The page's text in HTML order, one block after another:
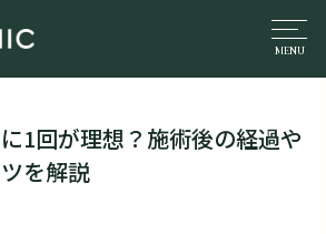
1回が理想？施術後の経過や
を解説